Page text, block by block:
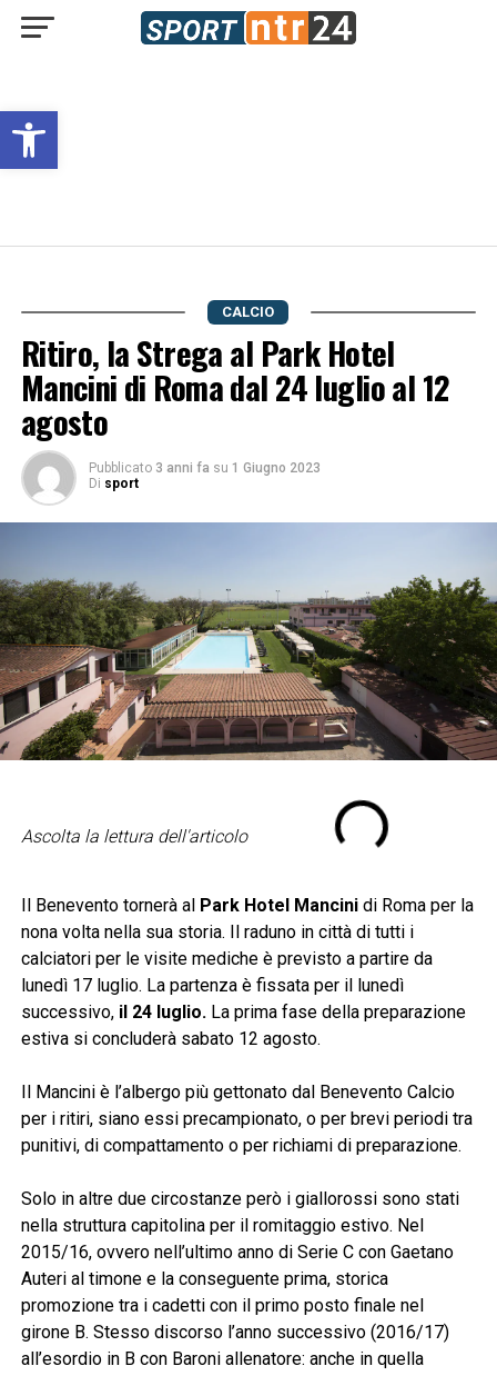
Open toolbar
CALCIO
Ritiro, la Strega al Park Hotel
Mancini di Roma dal 24 luglio al 12
agosto
Pubblicato 3 anni fa su 1 Giugno 2023
Di sport
Ascolta la lettura dell'articolo
Il Benevento tornerà al Park Hotel Mancinidi Roma per la
nona volta nella sua storia. Il raduno in città di tutti i
calciatori per le visite mediche è previsto a partire da
lunedì 17 luglio. La partenza è fissata per il lunedì
successivo, il 24 luglio.La prima fase della preparazione
estiva si concluderà sabato 12 agosto.
Il Mancini è l’albergo più gettonato dal Benevento Calcio
per i ritiri, siano essi precampionato, o per brevi periodi tra
punitivi, di compattamento o per richiami di preparazione.
Solo in altre due circostanze però i giallorossi sono stati
nella struttura capitolina per il romitaggio estivo. Nel
2015/16, ovvero nell’ultimo anno di Serie C con Gaetano
Auteri al timone e la conseguente prima, storica
promozione tra i cadetti con il primo posto finale nel
girone B. Stesso discorso l’anno successivo (2016/17)
all’esordio in B con Baroni allenatore: anche in quella